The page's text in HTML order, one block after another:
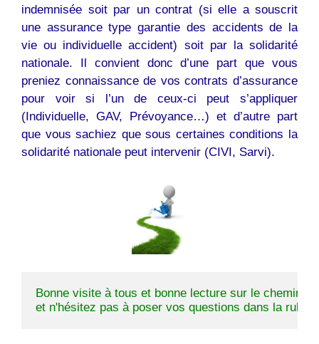
indemnisée soit par un contrat (si elle a souscrit
une assurance type garantie des accidents de la
vie ou individuelle accident) soit par la solidarité
nationale. Il convient donc d’une part que vous
preniez connaissance de vos contrats d’assurance
pour voir si l’un de ceux-ci peut s’appliquer
(Individuelle, GAV, Prévoyance…) et d’autre part
que vous sachiez que sous certaines conditions la
solidarité nationale peut intervenir (CIVI, Sarvi).
Bonne visite à tous et bonne lecture sur le chemin
et n'hésitez pas à poser vos questions dans la